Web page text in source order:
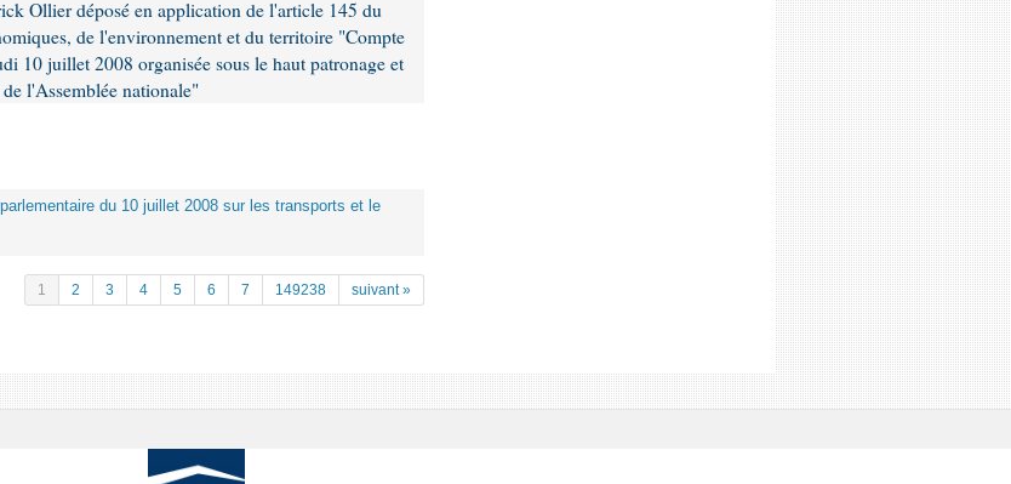
Ollier déposé en application de l'article 145 du
de l'environnement et du territoire "Compte
10 juillet 2008 organisée sous le haut patronage et
l'Assemblée nationale"
du 10 juillet 2008 sur les transports et le
1 2 3 4 5 6 7 149238 suivant »